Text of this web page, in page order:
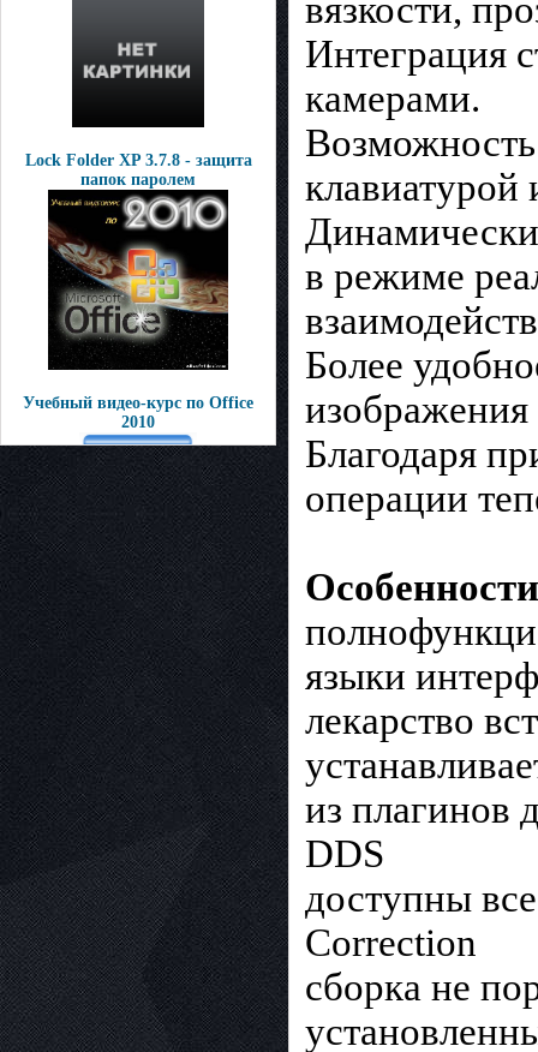
Lock Folder XP 3.7.8 - защита
папок паролем
Учебный видео-курс по Office
2010
вязкости,
Интеграция
камерами.
в режиме
Более
Благодаря
операции
языки
лекарство
из плагинов
DDS
доступны
Correction
сборка не